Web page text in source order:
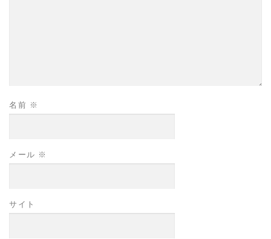
名前 ※
メール ※
サイト